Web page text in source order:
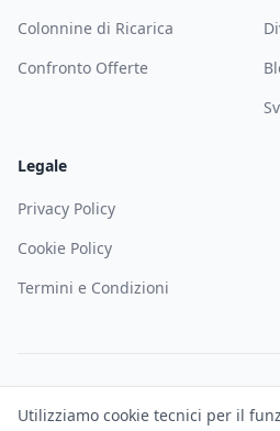
Colonnine di Ricarica
Confronto Offerte
Legale
Privacy Policy
Cookie Policy
Termini e Condizioni
IT02927680344
Utilizziamo cookie tecnici per il